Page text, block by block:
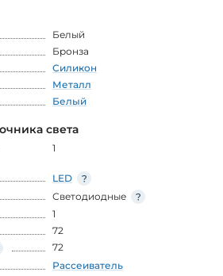
Белый
Бронза
Силикон
Металл
Белый
света
1
LED
Светодиодные
1
72
72
Рассеиватель